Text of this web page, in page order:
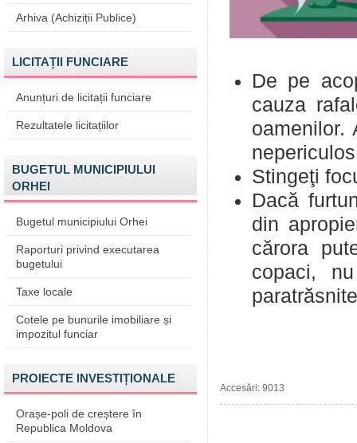
Arhiva (Achiziții Publice)
LICITAȚII FUNCIARE
Anunțuri de licitații funciare
Rezultatele licitațiilor
BUGETUL MUNICIPIULUI
ORHEI
Bugetul municipiului Orhei
Raporturi privind executarea
bugetului
Taxe locale
Cotele pe bunurile imobiliare și
impozitul funciar
PROIECTE INVESTIȚIONALE
Orașe-poli de creștere în
Republica Moldova
De pe
cauza
oamenilor.
Stingeţi
Dacă
din
cărora
copaci,
Accesări: 9013